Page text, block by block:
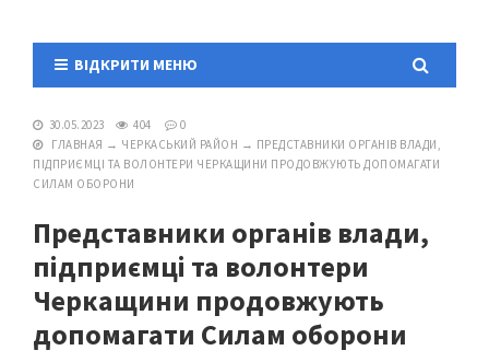
ВІДКРИТИ МЕНЮ
30.05.2023 404
0
ГЛАВНАЯ → ЧЕРКАСЬКИЙ РАЙОН → ПРЕДСТАВНИКИ ОРГАНІВ ВЛАДИ,
ПІДПРИЄМЦІ ТА ВОЛОНТЕРИ ЧЕРКАЩИНИ ПРОДОВЖУЮТЬ ДОПОМАГАТИ
СИЛАМ ОБОРОНИ
Представники органів влади,
підприємці та волонтери
Черкащини продовжують
допомагати Силам оборони